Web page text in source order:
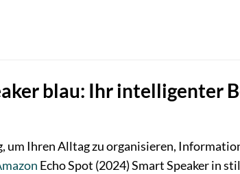
blau: Ihr intelligenter
um Ihren Alltag zu organisieren,
Echo Spot (2024) Smart Speaker in